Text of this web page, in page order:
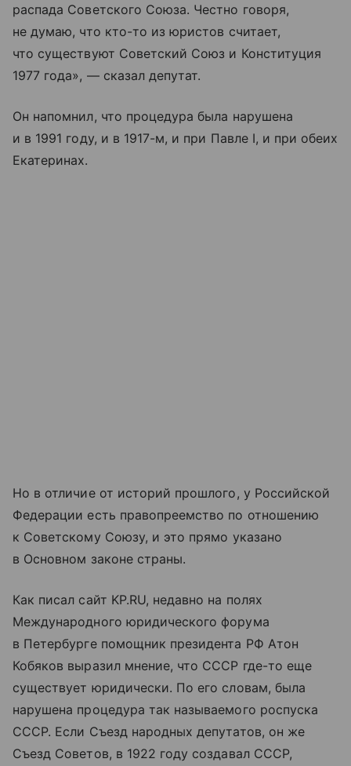
распада Советского Союза. Честно говоря,
не думаю, что кто-то из юристов считает,
что существуют Советский Союз и Конституция
1977 года», — сказал депутат.
Он напомнил, что процедура была нарушена
и в 1991 году, и в 1917-м, и при Павле I, и при обеих
Екатеринах.
Но в отличие от историй прошлого, у Российской
Федерации есть правопреемство по отношению
к Советскому Союзу, и это прямо указано
в Основном законе страны.
Как писал сайт KP.RU, недавно на полях
Международного юридического форума
в Петербурге помощник президента РФ Атон
Кобяков выразил мнение, что СССР где-то еще
существует юридически. По его словам, была
нарушена процедура так называемого роспуска
СССР. Если Съезд народных депутатов, он же
Съезд Советов, в 1922 году создавал СССР,